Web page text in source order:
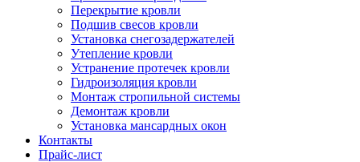
Перекрытие кровли
Подшив свесов кровли
Установка снегозадержателей
Утепление кровли
Устранение протечек кровли
Гидроизоляция кровли
Монтаж стропильной системы
Демонтаж кровли
Установка мансардных окон
Контакты
Прайс-лист